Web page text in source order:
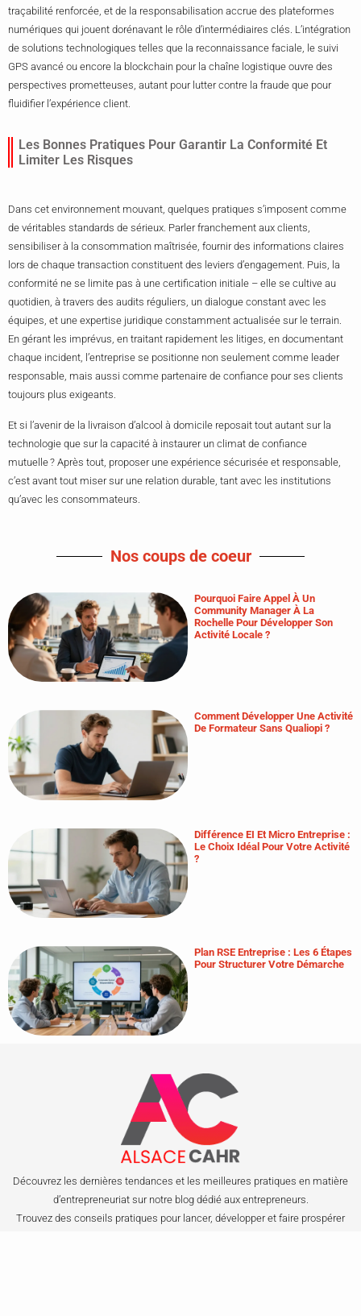
traçabilité renforcée, et de la responsabilisation accrue des plateformes
numériques qui jouent dorénavant le rôle d’intermédiaires clés. L’intégration
de solutions technologiques telles que la reconnaissance faciale, le suivi
GPS avancé ou encore la blockchain pour la chaîne logistique ouvre des
perspectives prometteuses, autant pour lutter contre la fraude que pour
fluidifier l’expérience client.
Les Bonnes Pratiques Pour Garantir La Conformité Et
Limiter Les Risques
Dans cet environnement mouvant, quelques pratiques s’imposent comme
de véritables standards de sérieux. Parler franchement aux clients,
sensibiliser à la consommation maîtrisée, fournir des informations claires
lors de chaque transaction constituent des leviers d’engagement. Puis, la
conformité ne se limite pas à une certification initiale – elle se cultive au
quotidien, à travers des audits réguliers, un dialogue constant avec les
équipes, et une expertise juridique constamment actualisée sur le terrain.
En gérant les imprévus, en traitant rapidement les litiges, en documentant
chaque incident, l’entreprise se positionne non seulement comme leader
responsable, mais aussi comme partenaire de confiance pour ses clients
toujours plus exigeants.
Et si l’avenir de la livraison d’alcool à domicile reposait tout autant sur la
technologie que sur la capacité à instaurer un climat de confiance
mutuelle ? Après tout, proposer une expérience sécurisée et responsable,
c’est avant tout miser sur une relation durable, tant avec les institutions
qu’avec les consommateurs.
Nos coups de coeur
Pourquoi Faire Appel À Un
Community Manager À La
Rochelle Pour Développer Son
Activité Locale ?
Comment Développer Une Activité
De Formateur Sans Qualiopi ?
Différence EI Et Micro Entreprise :
Le Choix Idéal Pour Votre Activité
?
Plan RSE Entreprise : Les 6 Étapes
Pour Structurer Votre Démarche
Découvrez les dernières tendances et les meilleures pratiques en matière
d’entrepreneuriat sur notre blog dédié aux entrepreneurs.
Trouvez des conseils pratiques pour lancer, développer et faire prospérer